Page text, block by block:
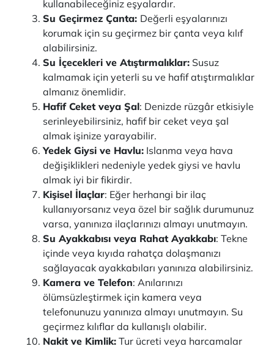
kullanabileceğiniz eşyalardır.
Su Geçirmez Çanta: Değerli eşyalarınızı
korumak için su geçirmez bir çanta veya kılıf
alabilirsiniz.
Su İçecekleri ve Atıştırmalıklar: Susuz
kalmamak için yeterli su ve hafif atıştırmalıklar
almanız önemlidir.
Hafif Ceket veya Şal: Denizde rüzgâr etkisiyle
serinleyebilirsiniz, hafif bir ceket veya şal
almak işinize yarayabilir.
Yedek Giysi ve Havlu: Islanma veya hava
değişiklikleri nedeniyle yedek giysi ve havlu
almak iyi bir fikirdir.
Kişisel İlaçlar: Eğer herhangi bir ilaç
kullanıyorsanız veya özel bir sağlık durumunuz
varsa, yanınıza ilaçlarınızı almayı unutmayın.
Su Ayakkabısı veya Rahat Ayakkabı: Tekne
içinde veya kıyıda rahatça dolaşmanızı
sağlayacak ayakkabıları yanınıza alabilirsiniz.
Kamera ve Telefon: Anılarınızı
ölümsüzleştirmek için kamera veya
telefonunuzu yanınıza almayı unutmayın. Su
geçirmez kılıflar da kullanışlı olabilir.
Nakit ve Kimlik: Tur ücreti veya harcamalar